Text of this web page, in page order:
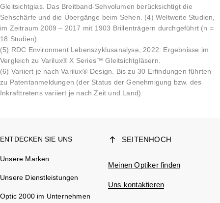
Gleitsichtglas. Das Breitband-Sehvolumen berücksichtigt die
Sehschärfe und die Übergänge beim Sehen. (4) Weltweite Studien,
im Zeitraum 2009 – 2017 mit 1903 Brillenträgern durchgeführt (n =
18 Studien).
(5) RDC Environment Lebenszyklusanalyse, 2022: Ergebnisse im
Vergleich zu Varilux® X Series™ Gleitsichtgläsern.
(6) Variiert je nach Varilux®-Design. Bis zu 30 Erfindungen führten
zu Patentanmeldungen (der Status der Genehmigung bzw. des
Inkrafttretens variiert je nach Zeit und Land).
ENTDECKEN SIE UNS
Unsere Marken
Unsere Dienstleistungen
Optic 2000 im Unternehmen
SEITENHOCH
Meinen Optiker finden
Uns kontaktieren